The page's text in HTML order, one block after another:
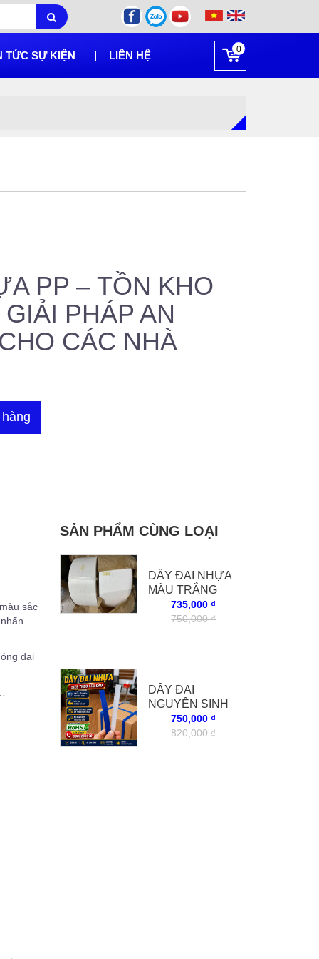
TỨC SỰ KIỆN LIÊN HỆ 0
PP – TỒN KHO
PHÁP AN
CÁC NHÀ
sắc
đai
SẢN PHẨM CÙNG LOẠI
DÂY ĐAI NHỰA
MÀU TRẮNG
735,000 ₫
750,000 ₫
DÂY ĐAI
NGUYÊN SINH
MÀU XANH
750,000 ₫
820,000 ₫